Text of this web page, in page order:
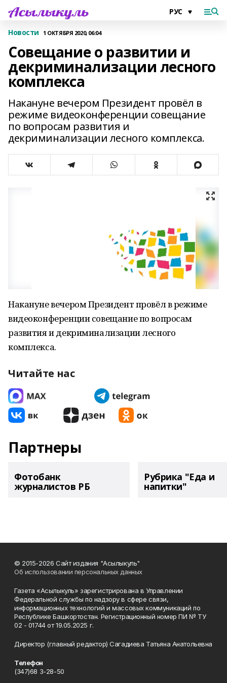
Новости 1 ОКТЯБРЯ 2020, 06:04
Совещание о развитии и
декриминализации лесного
комплекса
Накануне вечером Президент провёл в
режиме видеоконференции совещание
по вопросам развития и
декриминализации лесного комплекса.
Накануне вечером Президент провёл в режиме
видеоконференции совещание по вопросам
развития и декриминализации лесного
комплекса.
Читайте нас
Партнеры
Фотобанк
журналистов РБ
Рубрика "Еда и
напитки"
© 2015-2026 Сайт издания "Асылыкуль"
Об использовании персональных данных
Газета «Асылыкуль» зарегистрирована в Управлении
Федеральной службы по надзору в сфере связи,
информационных технологий и массовых коммуникаций по
Республике Башкортостан. Регистрационный номер ПИ № ТУ
02 - 01744 от 19.05.2025 г.
Директор (главный редактор) Сагадиева Татьяна Анатольевна
Телефон
(347)68 3-28-50